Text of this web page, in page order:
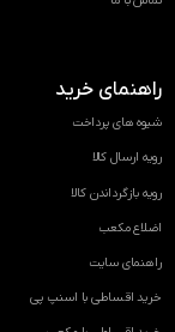
راهنمای خرید
شیوه های پرداخت
رویه ارسال کالا
رویه بازگرداندن کالا
اضلاع مکعب
راهنمای سایت
خرید اقساطی با اسنپ پی